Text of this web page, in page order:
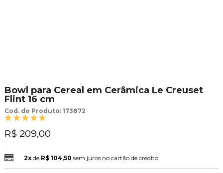
Bowl para Cereal em Cerâmica Le Creuset
Flint 16 cm
Cod. do Produto: 173872
R$ 209,00
2xde R$ 104,50 sem juros no cartão de crédito